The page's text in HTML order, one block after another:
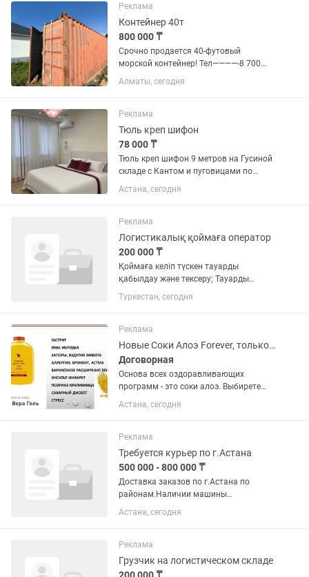
прозрачную, работающую систему.
Важно:...
Реклама
Контейнер 40т
800 000 ₸
Срочно продается 40-футовый
морской контейнер! Тел————-8 700
585 60 …..63 Предлагаем надежный 40-
футовый морской контейнер, который
хранения, перевозки грузов или...
Алматы, сегодня
Реклама
Тюль креп шифон
78 000 ₸
Тюль креп шифон 9 метров на Гусиной
складе с Кантом и пуговицами по
верху
Астана, сегодня
Реклама
Логистикалық қоймаға оператор
200 000 ₸
Қоймаға келіп түскен тауарды
қабылдау және тексеру; Тауарды
есепке алу, құжаттарды (накладная,
қабылдау-беру актілері және т.б.)
білу.
Туркестан, сегодня
Реклама
Новые Соки Алоэ Forever, только со склада
Договорная
Основа всех оздоравливающих
программ - это соки алоэ. Выбирете
свой любимый фреш! 1. Сок алоэ -
чистый фреш сок из листьев алоэ
оздоравливает, поднимает...
Астана, сегодня
Реклама
Требуется курьер по г.Астана
500 000 - 800 000 ₸
Доставка заказов по г.Астана по
районам.Наличии машины
обязательно. Цельнометаллический
кузов, фургоны, ларгус,Газели для
только на самозанятые счета .
Просьба...
Астана, сегодня
Реклама
Грузчик на логистическом складе